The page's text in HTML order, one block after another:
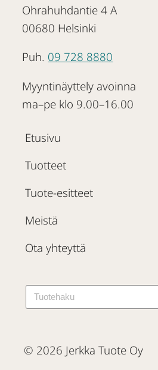
Ohrahuhdantie 4 A
00680 Helsinki
Puh. 09 728 8880
Myyntinäyttely avoinna
ma–pe klo 9.00–16.00
Etusivu
Tuotteet
Tuote-esitteet
Meistä
Ota yhteyttä
© 2026 Jerkka Tuote Oy